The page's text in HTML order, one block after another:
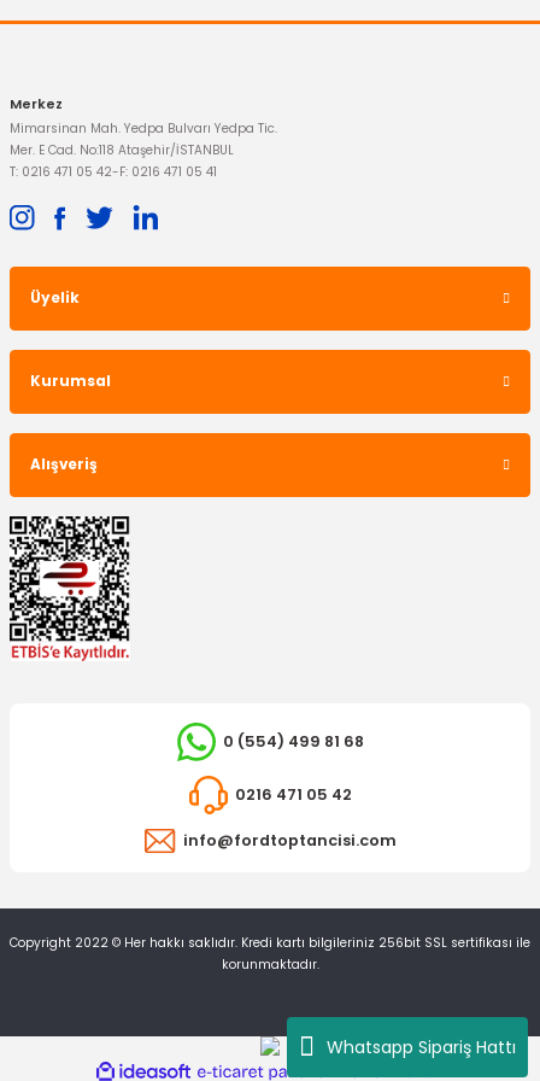
Whatsapp Sipariş Hattı
Ön Amortisör Üst Takoz Transit V184
Ön Fren Balatası Transit V184 Önden Çeker
Merkez
Mimarsinan Mah. Yedpa Bulvarı Yedpa Tic.
Mer. E Cad. No:118 Ataşehir/İSTANBUL
T: 0216 471 05 42-F: 0216 471 05 41
Üyelik
Kurumsal
Alışveriş
0 (554) 499 81 68
0216 471 05 42
info@fordtoptancisi.com
Copyright 2022 © Her hakkı saklıdır. Kredi kartı bilgileriniz 256bit SSL sertifikası ile
korunmaktadır.
ideasoft